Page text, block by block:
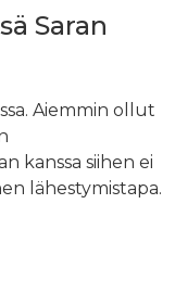
Saran
Aiemmin ollut
kanssa siihen ei
lähestymistapa.